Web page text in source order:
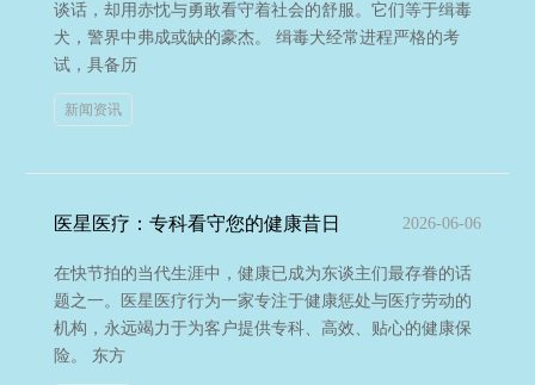
谈话，却用赤忱与勇敢看守着社会的舒服。它们等于缉毒
犬，警界中弗成或缺的豪杰。 缉毒犬经常进程严格的考
试，具备历
新闻资讯
医星医疗：专科看守您的健康昔日 2026-06-06
在快节拍的当代生涯中，健康已成为东谈主们最存眷的话
题之一。医星医疗行为一家专注于健康惩处与医疗劳动的
机构，永远竭力于为客户提供专科、高效、贴心的健康保
险。 东方